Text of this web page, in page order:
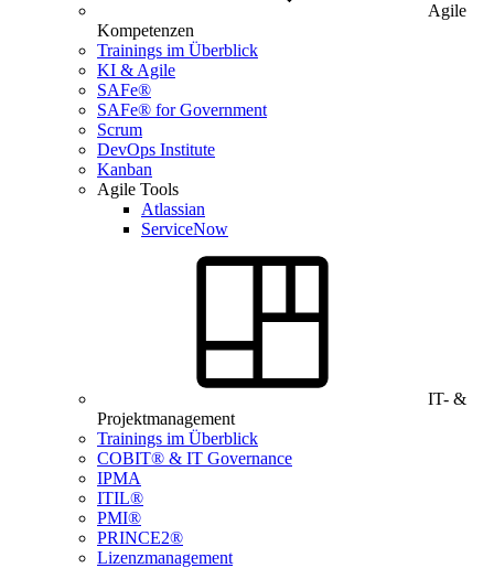
Agile
Kompetenzen
Trainings im Überblick
KI & Agile
SAFe®
SAFe® for Government
Scrum
DevOps Institute
Kanban
Agile Tools
Atlassian
ServiceNow
IT- &
Projektmanagement
Trainings im Überblick
COBIT® & IT Governance
IPMA
ITIL®
PMI®
PRINCE2®
Lizenzmanagement